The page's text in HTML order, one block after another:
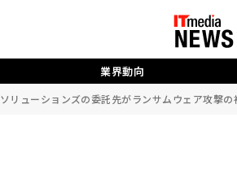
業界動向
リューションズの委託先がランサムウェア攻撃